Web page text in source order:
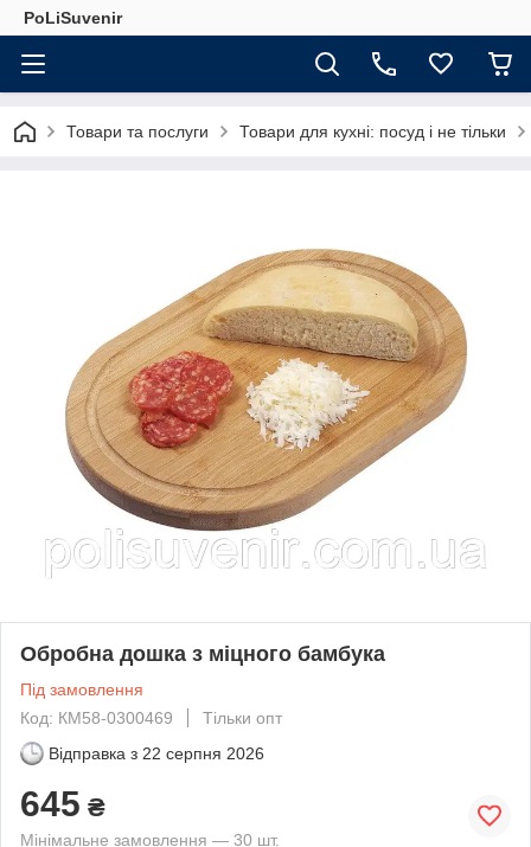
PoLiSuvenir
Товари та послуги Товари для кухні: посуд і не тільки
Обробна дошка з міцного бамбука
Під замовлення
Код: КМ58-0300469
Тільки опт
Відправка з 22 серпня 2026
645 ₴
Мінімальне замовлення — 30 шт.